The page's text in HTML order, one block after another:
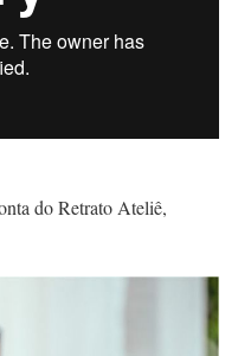
do Retrato Ateliê,